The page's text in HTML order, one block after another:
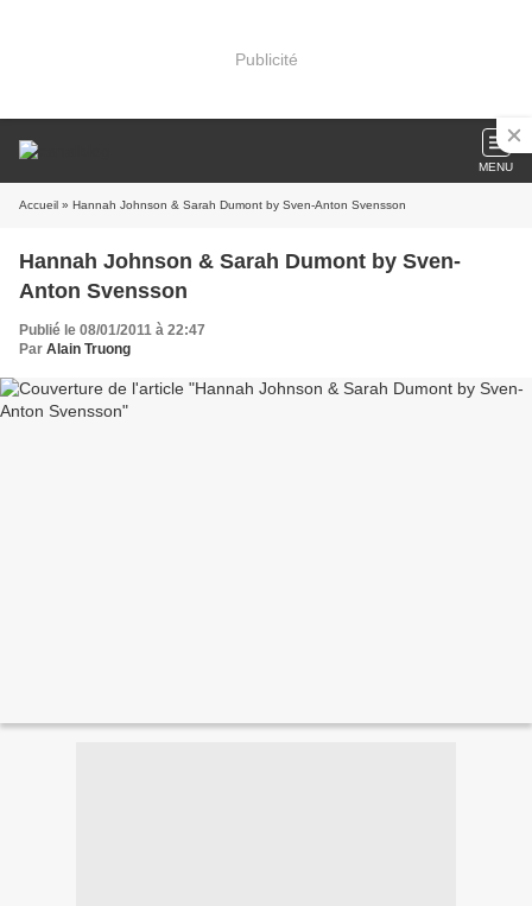
Publicité
MENU
Accueil » Hannah Johnson & Sarah Dumont by Sven-Anton Svensson
Hannah Johnson & Sarah Dumont by Sven-
Anton Svensson
Publié le 08/01/2011 à 22:47
Par Alain Truong